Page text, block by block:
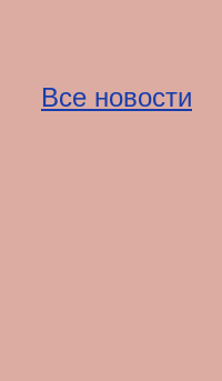
Все новости